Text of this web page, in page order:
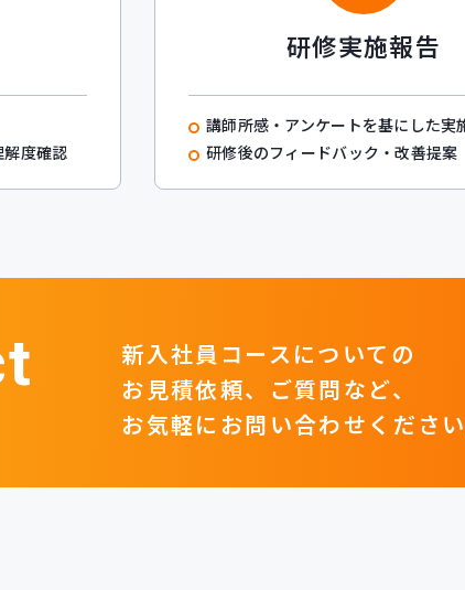
度確認
研修実施報告
講師所感・アンケートを基にした実
研修後のフィードバック・改善提案
新入社員コースについての
お見積依頼、ご質問など、
お気軽にお問い合わせください